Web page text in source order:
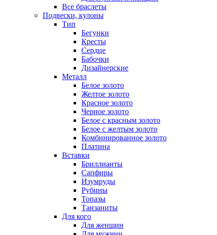
Все браслеты
Подвески, кулоны
Тип
Бегунки
Кресты
Сердце
Бабочки
Дизайнерские
Металл
Белое золото
Желтое золото
Красное золото
Черное золото
Белое с красным золото
Белое с желтым золото
Комбинированное золото
Платина
Вставки
Бриллианты
Сапфиры
Изумруды
Рубины
Топазы
Танзаниты
Для кого
Для женщин